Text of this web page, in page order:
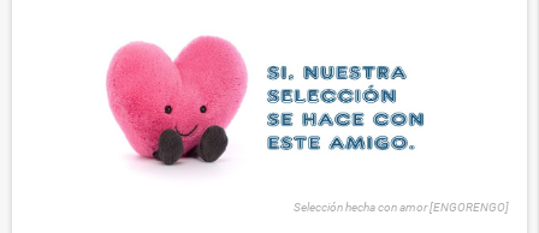
Selección hecha con amor [ENGORENGO]